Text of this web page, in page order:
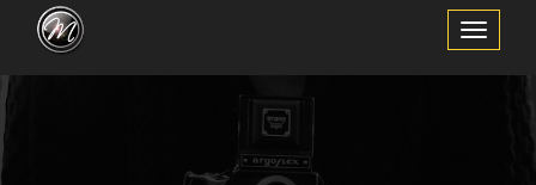
Toggle
Navigation